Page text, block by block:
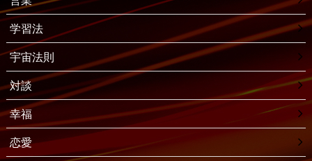
学習法
宇宙法則
対談
幸福
恋愛